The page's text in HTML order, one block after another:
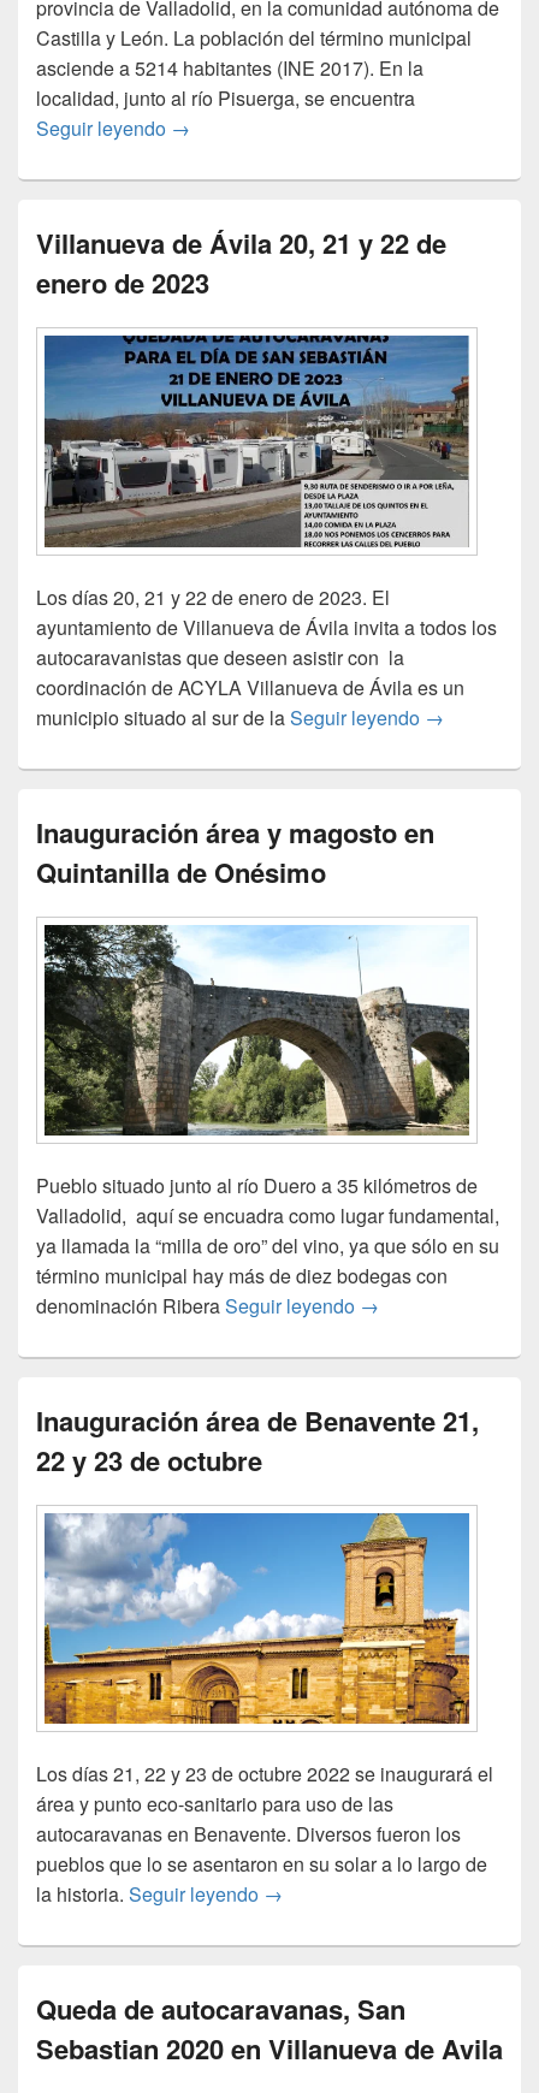
provincia de Valladolid, en la comunidad autónoma de
Castilla y León. La población del término municipal
asciende a 5214 habitantes (INE 2017). En la
localidad, junto al río Pisuerga, se encuentra
Seguir leyendo II concentración de autocaravanas en
→
Villanueva de Ávila 20, 21 y 22 de
enero de 2023
Los días 20, 21 y 22 de enero de 2023. El
ayuntamiento de Villanueva de Ávila invita a todos los
autocaravanistas que deseen asistir con la
coordinación de ACYLA Villanueva de Ávila es un
municipio situado al sur de laSeguir leyendo Villanueva
→
Inauguración área y magosto en
Quintanilla de Onésimo
Pueblo situado junto al río Duero a 35 kilómetros de
Valladolid, aquí se encuadra como lugar fundamental,
ya llamada la “milla de oro” del vino, ya que sólo en su
término municipal hay más de diez bodegas con
denominación RiberaSeguir leyendo Inauguración área
→
Inauguración área de Benavente 21,
22 y 23 de octubre
Los días 21, 22 y 23 de octubre 2022 se inaugurará el
área y punto eco-sanitario para uso de las
autocaravanas en Benavente. Diversos fueron los
pueblos que lo se asentaron en su solar a lo largo de
la historia. Seguir leyendo Inauguración área de
→
Queda de autocaravanas, San
Sebastian 2020 en Villanueva de Avila